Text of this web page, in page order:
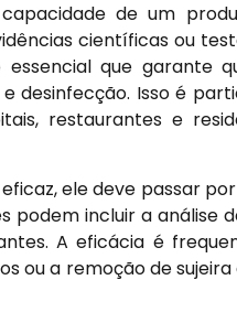
de um
científicas ou
que garante
desinfecção. Isso é
restaurantes e
ele deve passar
podem incluir a análise
A eficácia é
ou a remoção de